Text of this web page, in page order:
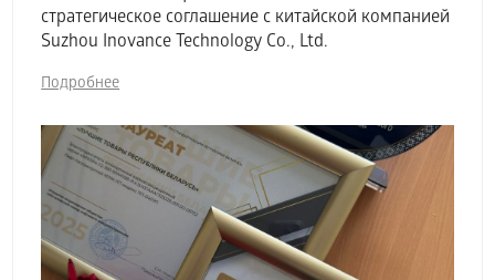
стратегическое соглашение с китайской компанией
Suzhou Inovance Technology Co., Ltd.
Подробнее